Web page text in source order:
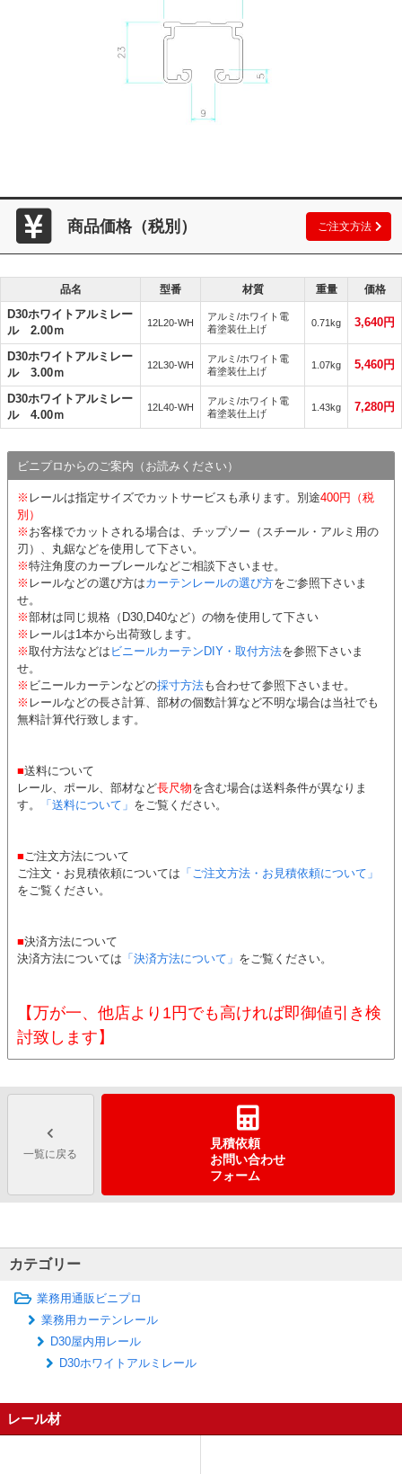
商品価格（税別） ご注文方法
品名 型番 材質 重量 価格
D30ホワイトアルミレー
ル 2.00ｍ
12L20-WH
アルミ/ホワイト電
着塗装仕上げ
0.71kg 3,640円
D30ホワイトアルミレー
ル 3.00ｍ
12L30-WH
アルミ/ホワイト電
着塗装仕上げ
1.07kg 5,460円
D30ホワイトアルミレー
ル 4.00ｍ
12L40-WH
アルミ/ホワイト電
着塗装仕上げ
1.43kg 7,280円
ビニプロからのご案内（お読みください）
※ レールは指定サイズでカットサービスも承ります。別途400円（税
別）
※ お客様でカットされる場合は、チップソー（スチール・アルミ用の
刃）、丸鋸などを使用して下さい。
※特注角度のカーブレールなどご相談下さいませ。
※ レールなどの選び方はカーテンレールの選び方をご参照下さいま
せ。
※部材は同じ規格（D30,D40など）の物を使用して下さい
※ レールは1本から出荷致します。
※取付方法などは ビニールカーテンDIY・取付方法を参照下さいま
せ。
※ ビニールカーテンなどの採寸方法も合わせて参照下さいませ。
※ レールなどの長さ計算、部材の個数計算など不明な場合は当社でも
無料計算代行致します。
■送料について
レール、ポール、部材など長尺物を含む場合は送料条件が異なりま
す。
「送料について」 をご覧ください。
■ご注文方法について
ご注文・お見積依頼については 「ご注文方法・お見積依頼について」
をご覧ください。
■決済方法について
決済方法については 「決済方法について」 をご覧ください。
【万が一、他店より1円でも高ければ即御値引き検
討致します】
一覧に戻る
見積依頼
お問い合わせ
フォーム
カテゴリー
業務用通販ビニプロ
業務用カーテンレール
D30屋内用レール
D30ホワイトアルミレール
レール材